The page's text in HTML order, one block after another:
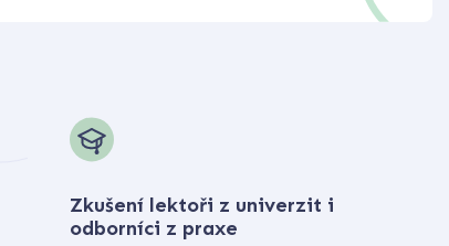
Zkušení lektoři z univerzit i
odborníci z praxe